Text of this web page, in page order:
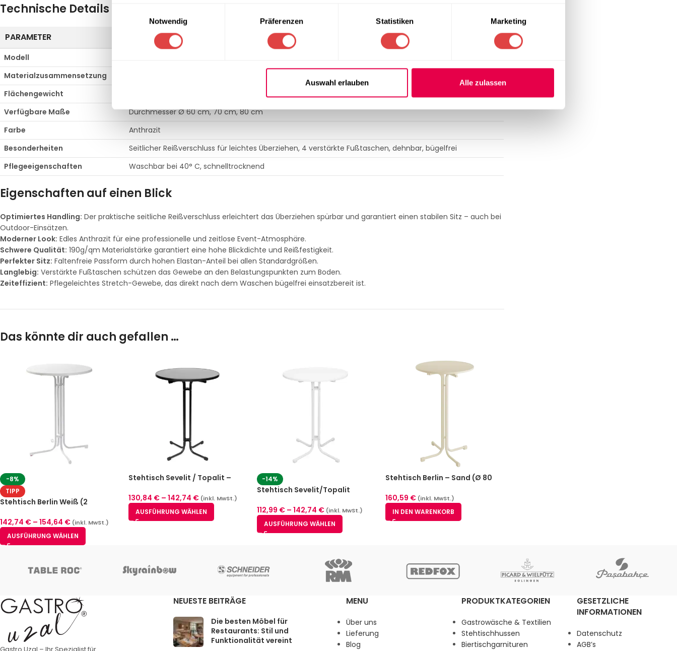
Notwendig
Präferenzen Statistiken Marketing
Auswahl erlauben Alle zulassen
Technische Details im Überblick
PARAMETER SPEZIFIKATION
Modell
Materialzusammensetzung
Flächengewicht
Verfügbare Maße
Durchmesser Ø 60 cm, 70 cm, 80 cm
Farbe
Anthrazit
Besonderheiten
Seitlicher Reißverschluss für leichtes Überziehen, 4 verstärkte Fußtaschen, dehnbar, bügelfrei
Pflegeeigenschaften
Waschbar bei 40° C, schnelltrocknend
Eigenschaften auf einen Blick
Optimiertes Handling: Der praktische seitliche Reißverschluss erleichtert das Überziehen spürbar und garantiert einen stabilen Sitz – auch bei
Outdoor-Einsätzen.
Moderner Look: Edles Anthrazit für eine professionelle und zeitlose Event-Atmosphäre.
Schwere Qualität: 190g/qm Materialstärke garantiert eine hohe Blickdichte und Reißfestigkeit.
Perfekter Sitz: Faltenfreie Passform durch hohen Elastan-Anteil bei allen Standardgrößen.
Langlebig: Verstärkte Fußtaschen schützen das Gewebe an den Belastungspunkten zum Boden.
Zeiteffizient: Pflegeleichtes Stretch-Gewebe, das direkt nach dem Waschen bügelfrei einsatzbereit ist.
Das könnte dir auch gefallen …
-8%
TIPP
Stehtisch Berlin Weiß (2
142,74 € – 154,64 € (inkl. MwSt.)
AUSFÜHRUNG WÄHLEN
Stehtisch Sevelit / Topalit –
130,84 € –142,74 € (inkl. MwSt.)
AUSFÜHRUNG WÄHLEN
-14%
Stehtisch Sevelit/Topalit
112,99 € –142,74 € (inkl. MwSt.)
AUSFÜHRUNG WÄHLEN
Stehtisch Berlin – Sand (Ø 80
160,59 € (inkl. MwSt.)
IN DEN WARENKORB
NEUESTE BEITRÄGE
Die besten Möbel für
Restaurants: Stil und
Funktionalität vereint
MENU
Über uns
Lieferung
Blog
PRODUKTKATEGORIEN
Gastrowäsche & Textilien
Stehtischhussen
Biertischgarnituren
GESETZLICHE
INFORMATIONEN
Datenschutz
AGB’s